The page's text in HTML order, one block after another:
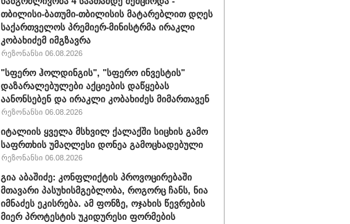
თბილისი-ბათუმი-თბილისის მატარებლით დღეს
საქართველოს პრემიერ-მინისტრმა ირაკლი
კობახიძემ იმგზავრა
რეზონანსი 06.08.2026
"სფერო ჰოლდინგის", "სფერო ინვესტის"
დაზარალებულები აქციების დაწყებას
აანონსებენ და ირაკლი კობახიძეს მიმართავენ
რეზონანსი 06.08.2026
იტალიის ყველა მსხვილ ქალაქში სიცხის გამო
საფრთხის უმაღლესი დონეა გამოცხადებული
რეზონანსი 06.08.2026
გია აბაშიძე: კონფლიქტის პროვოცირებაში
მთავარი პასუხისმგებლობა, როგორც ჩანს, ნია
იმნაძეს ეკისრება. ამ ფონზე, ოჯახის წევრების
მიერ პროტესტის უკიდურესი ფორმების